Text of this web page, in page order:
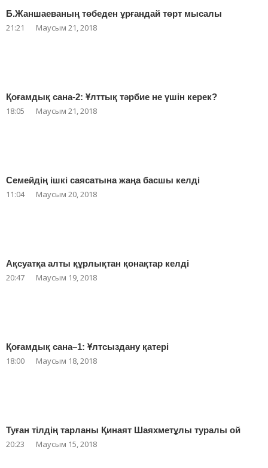
Б.Жаншаеваның төбеден ұрғандай төрт мысалы
21:21 Маусым 21, 2018
Қоғамдық сана-2: Ұлттық тәрбие не үшін керек?
18:05 Маусым 21, 2018
Семейдің ішкі саясатына жаңа басшы келді
11:04 Маусым 20, 2018
Ақсуатқа алты құрлықтан қонақтар келді
20:47 Маусым 19, 2018
Қоғамдық сана–1: Ұлтсыздану қатері
18:00 Маусым 18, 2018
Туған тілдің тарланы Қинаят Шаяхметұлы туралы ой
20:23 Маусым 15, 2018